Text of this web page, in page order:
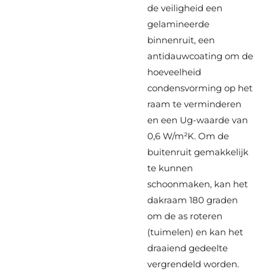
de veiligheid een
gelamineerde
binnenruit, een
antidauwcoating om de
hoeveelheid
condensvorming op het
raam te verminderen
en een Ug-waarde van
0,6 W/m²K. Om de
buitenruit gemakkelijk
te kunnen
schoonmaken, kan het
dakraam 180 graden
om de as roteren
(tuimelen) en kan het
draaiend gedeelte
vergrendeld worden.